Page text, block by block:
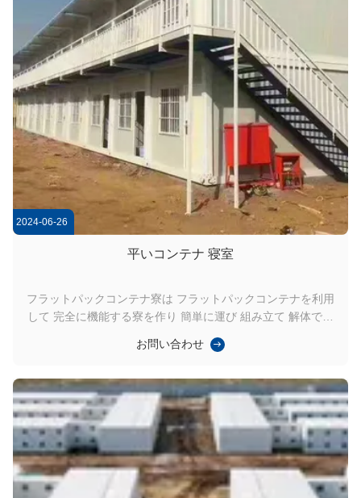
2024-06-26
平いコンテナ 寝室
フラットパックコンテナ寮は フラットパックコンテナを利用
して 完全に機能する寮を作り 簡単に運び 組み立て 解体でき
ために理想的緊急避難所などです 同じ仕様で拡張コンテナハ
レファブリックで,簡単に運搬できるように設計されたフラッ
トパックコンテナを使用して構築されています. 各コンテナモ
ジュールは軽量で耐久性のあるものとして設計され 構造の整
合性を確保し 輸送コストを最小限に抑えます 迅速な組み立て:
シンプルな道具を使って 敷地内に迅速に組み立てられ,従来の
建築方法と比較し...
お問い合わせ